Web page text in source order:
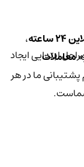
،
معاملات
ما در هر
ابتدایی ایجاد